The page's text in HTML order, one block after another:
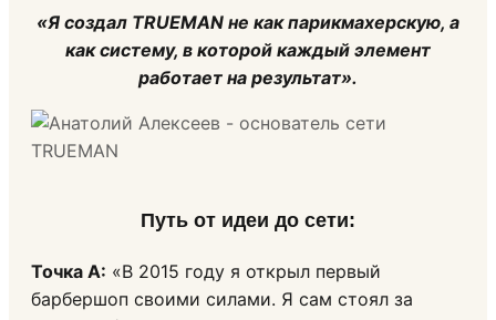
«Я создал TRUEMAN не как парикмахерскую, а
как систему, в которой каждый элемент
работает на результат».
Путь от идеи до сети:
Точка А: «В 2015 году я открыл первый
барбершоп своими силами. Я сам стоял за